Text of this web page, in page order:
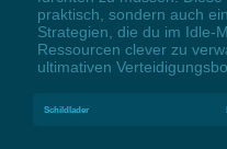
praktisch, sondern auch
Strategien, die du im Idle-
Ressourcen clever zu
ultimativen
Schildlader